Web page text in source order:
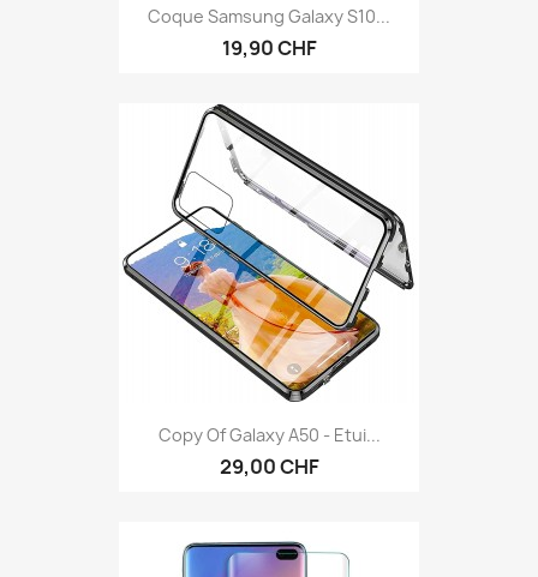
Coque Samsung Galaxy S10...
19,90 CHF
Copy Of Galaxy A50 - Etui...
29,00 CHF